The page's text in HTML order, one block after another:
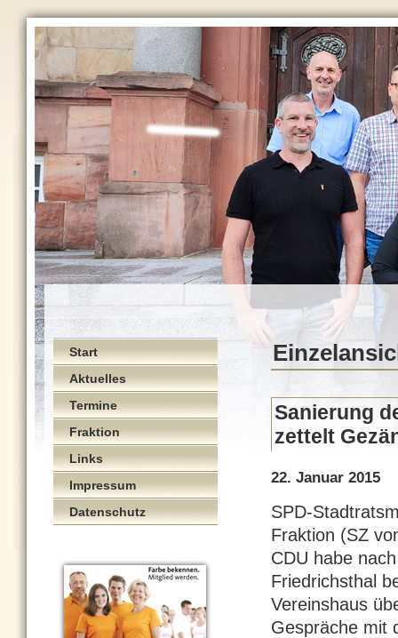
Start
Aktuelles
Termine
Fraktion
Links
Impressum
Datenschutz
Sanierung
zettelt
22. Januar 2015
SPD-
Fraktion (SZ
CDU habe
Friedrichsthal
Vereinshaus
Gespräche mit